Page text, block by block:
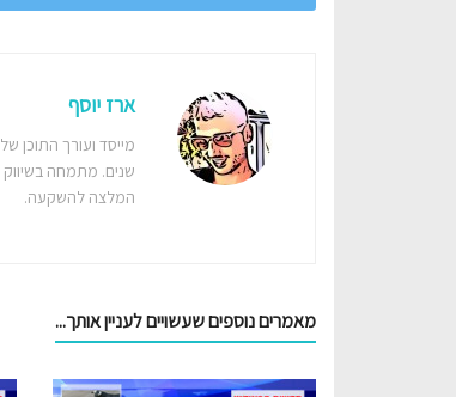
ארז יוסף
מייסד ועורך התוכן
שנים. מתמחה בשיווק
המלצה להשקעה.
מאמרים נוספים שעשויים לעניין אותך...‎